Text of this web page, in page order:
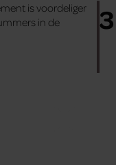
is voordeliger
in de
3